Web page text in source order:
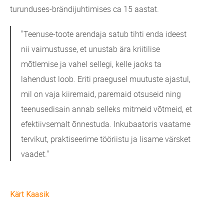
turunduses-brändijuhtimises ca 15 aastat.
"Teenuse-toote arendaja satub tihti enda ideest
nii vaimustusse, et unustab ära kriitilise
mõtlemise ja vahel sellegi, kelle jaoks ta
lahendust loob. Eriti praegusel muutuste ajastul,
mil on vaja kiiremaid, paremaid otsuseid ning
teenusedisain annab selleks mitmeid võtmeid, et
efektiivsemalt õnnestuda. Inkubaatoris vaatame
tervikut, praktiseerime tööriistu ja lisame värsket
vaadet."
Kärt Kaasik